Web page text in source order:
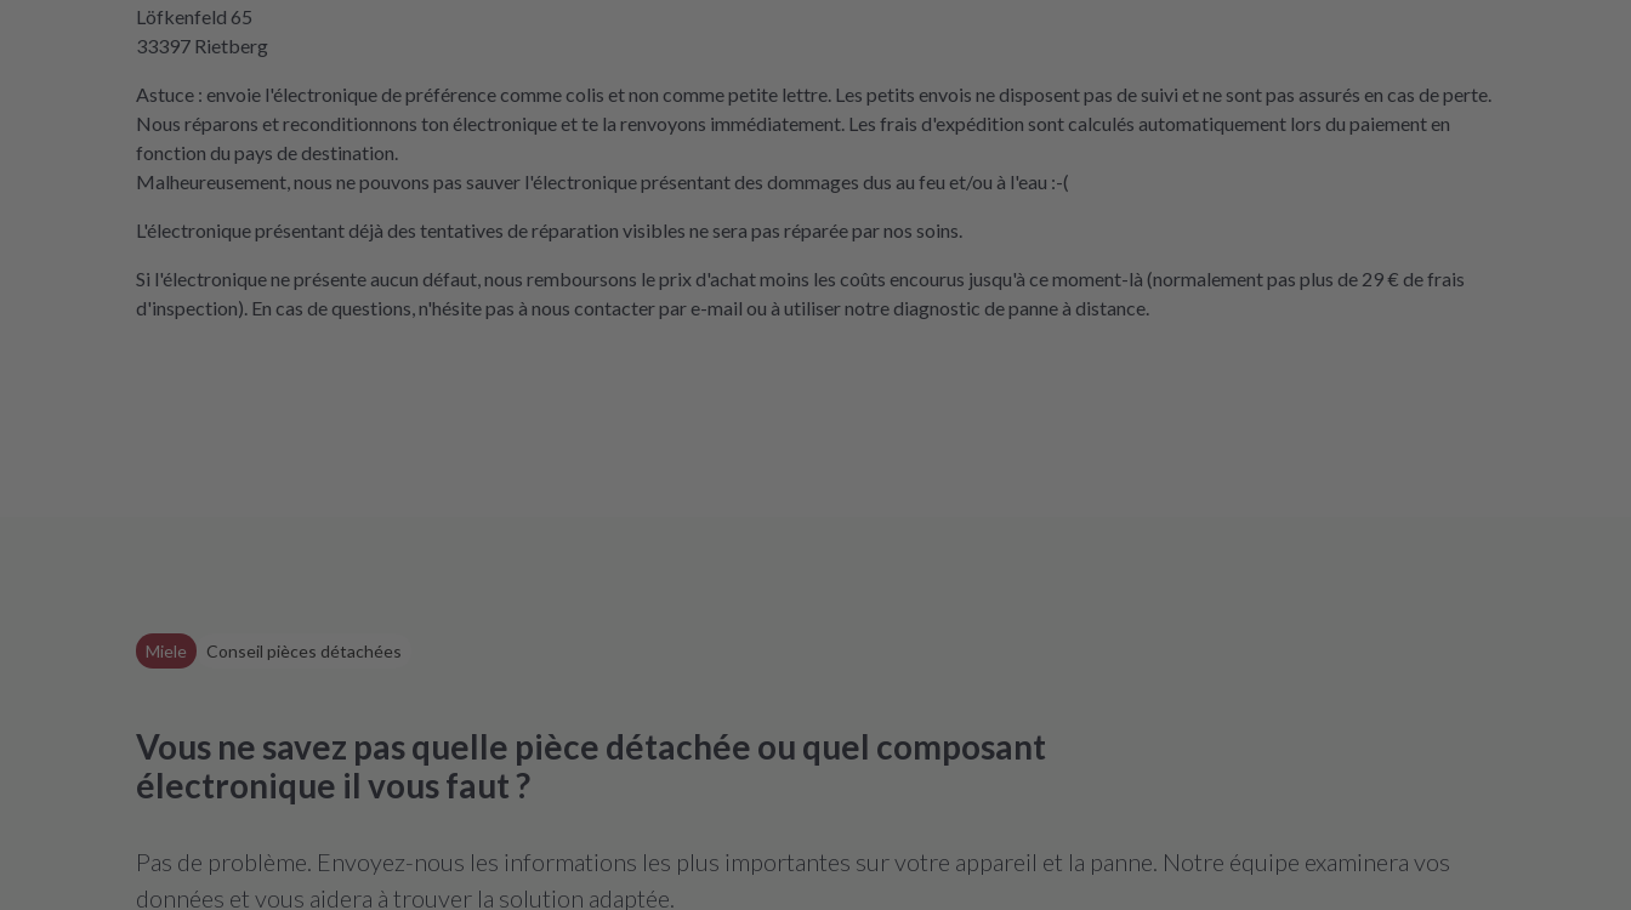
Löfkenfeld 65
33397 Rietberg
Astuce : envoie l'électronique de préférence comme colis et non comme petite lettre. Les petits envois ne disposent pas de suivi et ne sont pas assurés en cas de perte.
Nous réparons et reconditionnons ton électronique et te la renvoyons immédiatement. Les frais d'expédition sont calculés automatiquement lors du paiement en
fonction du pays de destination.
Malheureusement, nous ne pouvons pas sauver l'électronique présentant des dommages dus au feu et/ou à l'eau :-(
L'électronique présentant déjà des tentatives de réparation visibles ne sera pas réparée par nos soins.
Si l'électronique ne présente aucun défaut, nous remboursons le prix d'achat moins les coûts encourus jusqu'à ce moment-là (normalement pas plus de 29 € de frais
d'inspection). En cas de questions, n'hésite pas à nous contacter par e-mail ou à utiliser notre diagnostic de panne à distance.
Miele Conseil pièces détachées
Vous ne savez pas quelle pièce détachée ou quel composant
électronique il vous faut ?
Pas de problème. Envoyez-nous les informations les plus importantes sur votre appareil et la panne. Notre équipe examinera vos
données et vous aidera à trouver la solution adaptée.